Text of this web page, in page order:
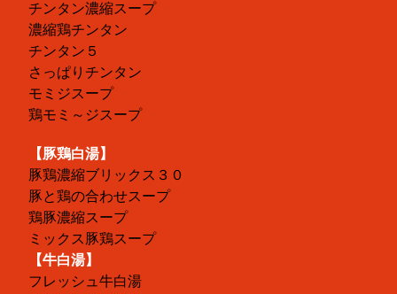
チンタン濃縮スープ
濃縮鶏チンタン
チンタン５
さっぱりチンタン
モミジスープ
鶏モミ～ジスープ
【豚鶏白湯】
豚鶏濃縮ブリックス３０
豚と鶏の合わせスープ
鶏豚濃縮スープ
ミックス豚鶏スープ
【牛白湯】
フレッシュ牛白湯